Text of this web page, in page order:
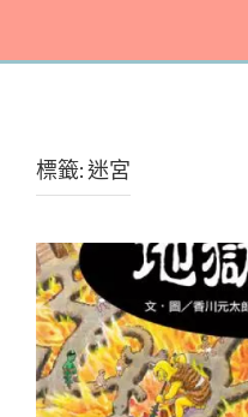
標籤:迷宮